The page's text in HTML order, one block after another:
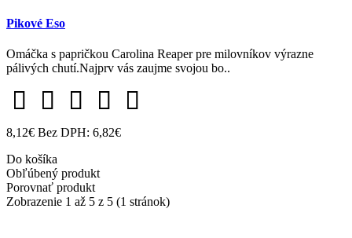
Pikové Eso
Omáčka s papričkou Carolina Reaper pre milovníkov výrazne
pálivých chutí.Najprv vás zaujme svojou bo..
8,12€ Bez DPH: 6,82€
Do košíka
Obľúbený produkt
Porovnať produkt
Zobrazenie 1 až 5 z 5 (1 stránok)